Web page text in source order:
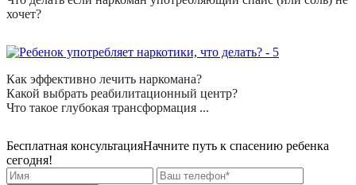
хочет?
Как эффективно лечить наркомана?
Какой выбрать реабилитационный центр?
Что такое глубокая трансформация ...
Бесплатная консультацияНачните путь к спасению ребенка
сегодня!